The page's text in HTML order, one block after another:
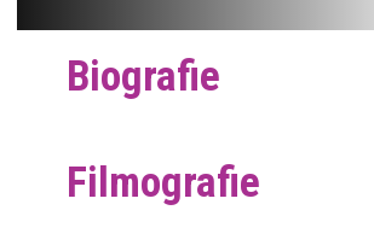
Biografie
Filmografie